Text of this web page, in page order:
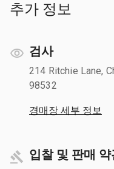
추가 정보
검사
214 Ritchie Lane,
98532
경매장 세부 정보
입찰 및 판매 약